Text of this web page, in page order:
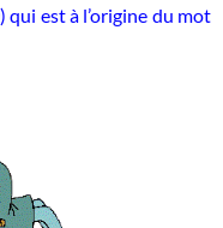
) qui est à l’origine du mot